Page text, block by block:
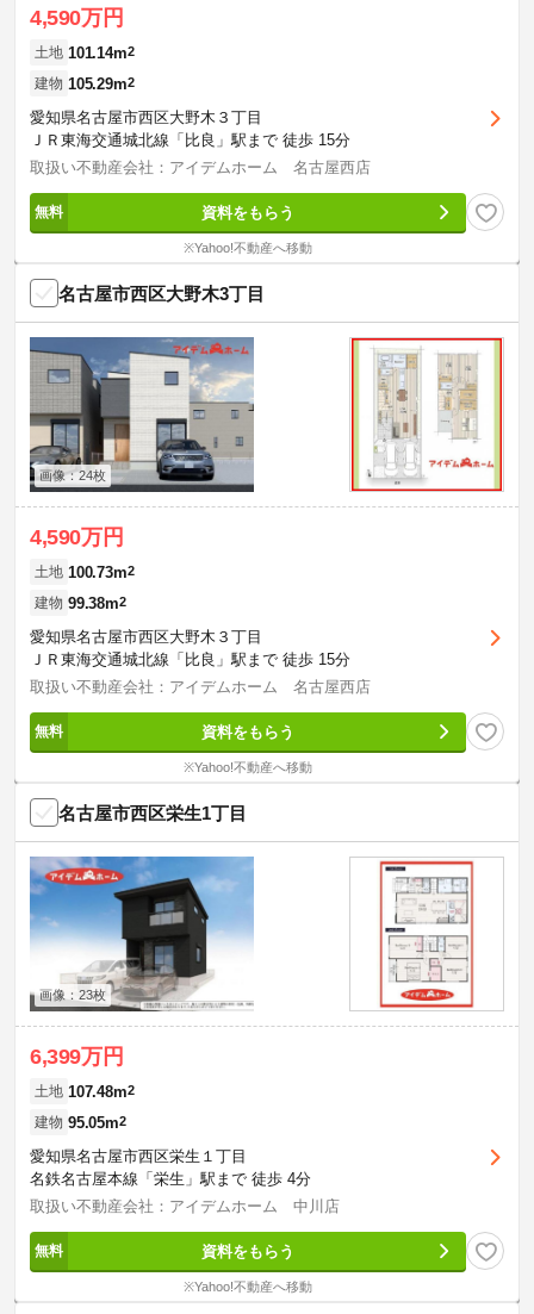
4,590万円
土地 101.14m2
建物 105.29m2
愛知県名古屋市西区大野木３丁目
ＪＲ東海交通城北線「比良」駅まで 徒歩 15分
取扱い不動産会社：アイデムホーム 名古屋西店
資料をもらう
※Yahoo!不動産へ移動
名古屋市西区大野木3丁目
画像：24枚
4,590万円
土地 100.73m2
建物 99.38m2
愛知県名古屋市西区大野木３丁目
ＪＲ東海交通城北線「比良」駅まで 徒歩 15分
取扱い不動産会社：アイデムホーム 名古屋西店
資料をもらう
※Yahoo!不動産へ移動
名古屋市西区栄生1丁目
画像：23枚
6,399万円
土地 107.48m2
建物 95.05m2
愛知県名古屋市西区栄生１丁目
名鉄名古屋本線「栄生」駅まで 徒歩 4分
取扱い不動産会社：アイデムホーム 中川店
資料をもらう
※Yahoo!不動産へ移動